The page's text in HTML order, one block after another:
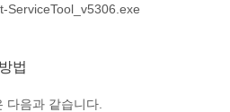
ServiceTool_v5306.exe
법
다음과 같습니다.